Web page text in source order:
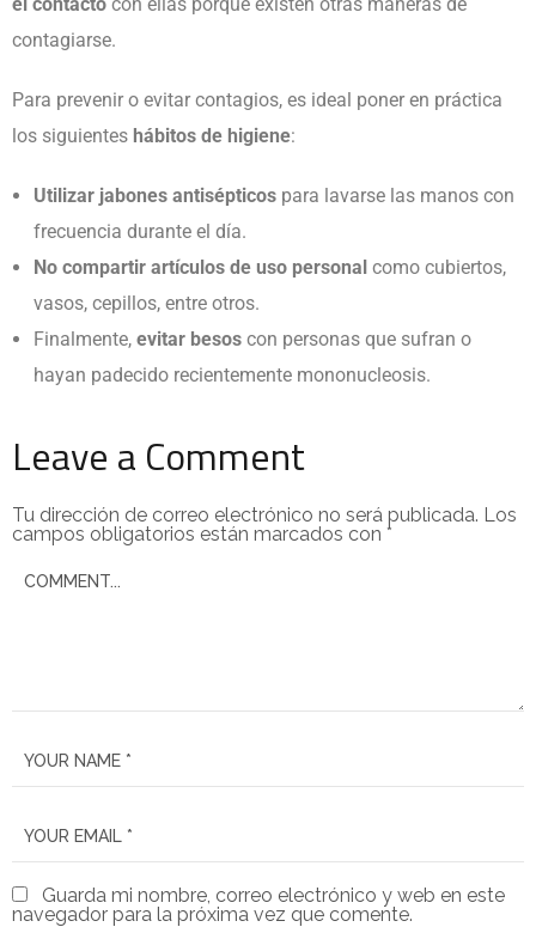
contagiarse.
Para prevenir o evitar contagios, es ideal poner en práctica
los siguientes hábitos de higiene:
Utilizar jabones antisépticos para lavarse las manos con
frecuencia durante el día.
No compartir artículos de uso personal como cubiertos,
vasos, cepillos, entre otros.
Finalmente, evitar besos con personas que sufran o
hayan padecido recientemente mononucleosis.
Leave a Comment
Tu dirección de correo electrónico no será publicada. Los
campos obligatorios están marcados con *
Guarda mi nombre, correo electrónico y web en este
navegador para la próxima vez que comente.